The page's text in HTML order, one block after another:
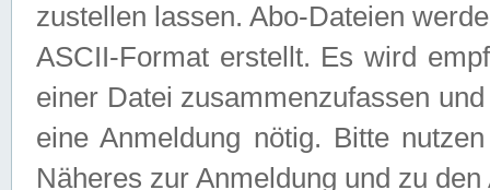
zustellen lassen. Abo-Dateien
ASCII-Format erstellt. Es wird
einer Datei zusammenzufassen
eine Anmeldung nötig. Bitte
Näheres zur Anmeldung und zu